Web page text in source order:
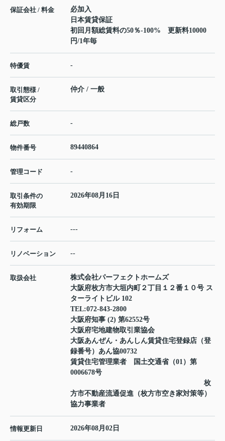
保証会社 / 料金
必加入
日本賃貸保証
初回月額総賃料の50％-100% 更新料10000
円/1年毎
特優賃 -
取引態様 /
賃貸区分
仲介 / 一般
総戸数 -
物件番号 89440864
管理コード -
取引条件の
有効期限
2026年08月16日
リフォーム ---
リノベーション --
取扱会社
株式会社パーフェクトホームズ
大阪府枚方市大垣内町２丁目１２番１０号 ス
ターライトビル 102
TEL:072-843-2800
大阪府知事 (2) 第62552号
大阪府宅地建物取引業協会
大阪あんぜん・あんしん賃貸住宅登録店（登
録番号）あん協00732
賃貸住宅管理業者 国土交通省（01）第
0006678号
枚
方市不動産流通促進（枚方市空き家対策等）
協力事業者
情報更新日 2026年08月02日